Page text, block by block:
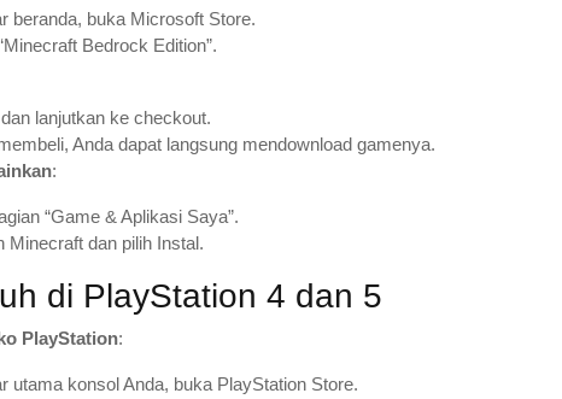
beranda, buka Microsoft Store.
Bedrock Edition”.
lanjutkan ke checkout.
Anda dapat langsung mendownload gamenya.
:
“Game & Aplikasi Saya”.
Minecraft dan pilih Instal.
di PlayStation 4 dan 5
PlayStation:
utama konsol Anda, buka PlayStation Store.